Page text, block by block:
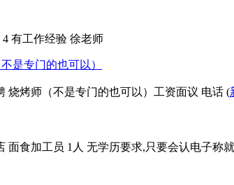
有工作经验 徐老师
是专门的也可以）
烧烤师（不是专门的也可以）工资面议 电话 (
面食加工员 1人 无学历要求,只要会认电子称